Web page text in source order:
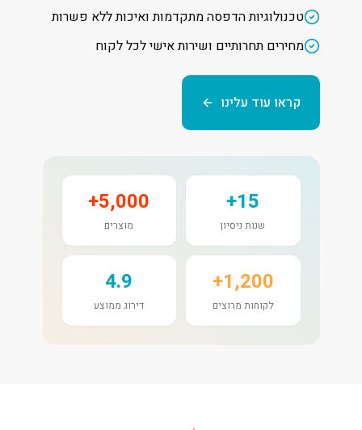
טכנולוגיות הדפסה מתקדמות ואיכות ללא פשרות
מחירים תחרותיים ושירות אישי לכל לקוח
קראו עוד עלינו
15+
שנות ניסיון
5,000+
מוצרים
1,200+
לקוחות מרוצים
4.9
דירוג ממוצע